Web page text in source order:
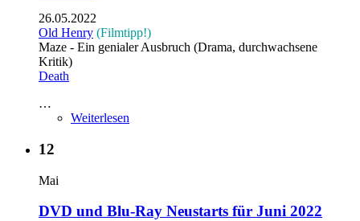
26.05.2022
Old Henry (Filmtipp!)
Maze - Ein genialer Ausbruch (Drama, durchwachsene
Kritik)
Death
…
Weiterlesen
12
Mai
DVD und Blu-Ray Neustarts für Juni 2022